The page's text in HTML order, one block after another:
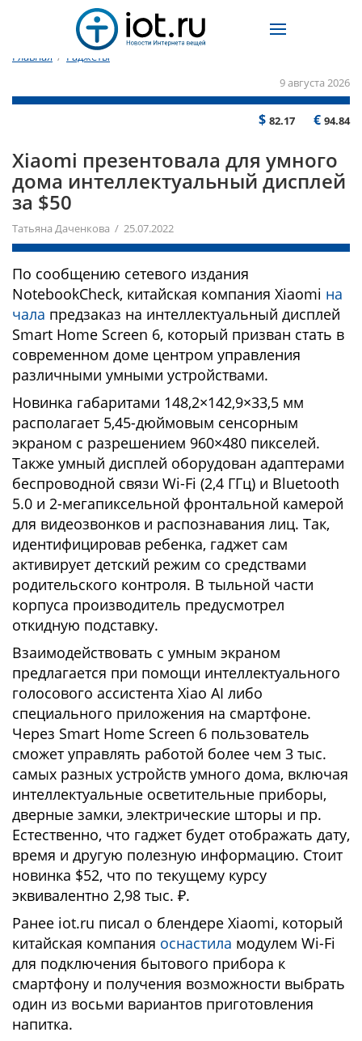
Главная / Гаджеты
9 августа 2026
$ 82.17 € 94.84
Xiaomi презентовала для умного
дома интеллектуальный дисплей
за $50
Татьяна Даченкова / 25.07.2022
По сообщению сетевого издания
NotebookCheck, китайская компания Xiaomi на
чала предзаказ на интеллектуальный дисплей
Smart Home Screen 6, который призван стать в
современном доме центром управления
различными умными устройствами.
Новинка габаритами 148,2×142,9×33,5 мм
располагает 5,45-дюймовым сенсорным
экраном с разрешением 960×480 пикселей.
Также умный дисплей оборудован адаптерами
беспроводной связи Wi-Fi (2,4 ГГц) и Bluetooth
5.0 и 2-мегапиксельной фронтальной камерой
для видеозвонков и распознавания лиц. Так,
идентифицировав ребенка, гаджет сам
активирует детский режим со средствами
родительского контроля. В тыльной части
корпуса производитель предусмотрел
откидную подставку.
Взаимодействовать с умным экраном
предлагается при помощи интеллектуального
голосового ассистента Xiao AI либо
специального приложения на смартфоне.
Через Smart Home Screen 6 пользователь
сможет управлять работой более чем 3 тыс.
самых разных устройств умного дома, включая
интеллектуальные осветительные приборы,
дверные замки, электрические шторы и пр.
Естественно, что гаджет будет отображать дату,
время и другую полезную информацию. Стоит
новинка $52, что по текущему курсу
эквивалентно 2,98 тыс. ₽.
Ранее iot.ru писал о блендере Xiaomi, который
китайская компания оснастила модулем Wi-Fi
для подключения бытового прибора к
смартфону и получения возможности выбрать
один из восьми вариантов приготовления
напитка.